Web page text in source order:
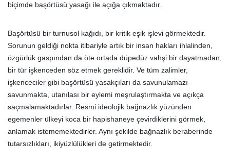
biçimde başörtüsü yasağı ile açığa çıkmaktadır.
Başörtüsü bir turnusol kağıdı, bir kritik eşik işlevi görmektedir.
Sorunun geldiği nokta itibariyle artık bir insan hakları ihlalinden,
özgürlük gaspından da öte ortada düpedüz vahşi bir dayatmadan,
bir tür işkenceden söz etmek gereklidir. Ve tüm zalimler,
işkenceciler gibi başörtüsü yasakçıları da savunulamazı
savunmakta, utanılası bir eylemi meşrulaştırmakta ve açıkça
saçmalamaktadırlar. Resmi ideolojik bağnazlık yüzünden
egemenler ülkeyi koca bir hapishaneye çevirdiklerini görmek,
anlamak istememektedirler. Aynı şekilde bağnazlık beraberinde
tutarsızlıkları, ikiyüzlülükleri de getirmektedir.